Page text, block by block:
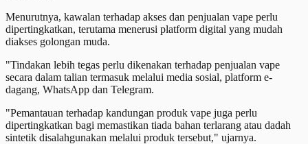
Menurutnya, kawalan terhadap akses dan penjualan vape perlu
dipertingkatkan, terutama menerusi platform digital yang mudah
diakses golongan muda.
"Tindakan lebih tegas perlu dikenakan terhadap penjualan vape
secara dalam talian termasuk melalui media sosial, platform e-
dagang, WhatsApp dan Telegram.
"Pemantauan terhadap kandungan produk vape juga perlu
dipertingkatkan bagi memastikan tiada bahan terlarang atau dadah
sintetik disalahgunakan melalui produk tersebut," ujarnya.